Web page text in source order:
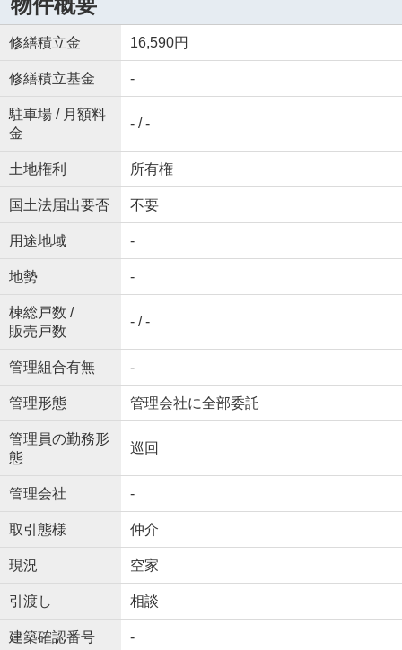
修繕積立金 16,590円
修繕積立基金 -
駐車場 / 月額料
金
- / -
土地権利 所有権
国土法届出要否 不要
用途地域 -
地勢 -
棟総戸数 /
販売戸数
- / -
管理組合有無 -
管理形態 管理会社に全部委託
管理員の勤務形
態
巡回
管理会社 -
取引態様 仲介
現況 空家
引渡し 相談
建築確認番号 -